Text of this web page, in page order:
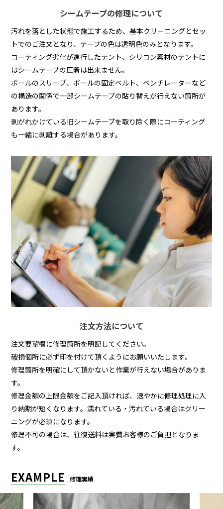
シームテープの修理について
汚れを落とした状態で施工するため、基本クリーニングとセッ
トでのご注文となり、テープの色は透明色のみとなります。
コーティング劣化が進行したテント、シリコン素材のテントに
はシームテープの圧着は出来ません。
ポールのスリーブ、ポールの固定ベルト、ベンチレーターなど
の構造の関係で一部シームテープの貼り替えが行えない箇所が
あります。
剥がれかけている旧シームテープを取り除く際にコーティング
も一緒に剥離する場合があります。
注文方法について
注文要望欄に修理箇所を明記してください。
破損個所に必ず印を付けて頂くようにお願いいたします。
修理箇所を明確にして頂かないと作業が行えない場合がありま
す。
修理金額の上限金額をご記入頂ければ、速やかに修理処理に入
り納期が短くなります。濡れている・汚れている場合はクリー
ニングが必須になります。
修理不可の場合は、往復送料は実費お客様のご負担となりま
す。
EXAMPLE 修理実績